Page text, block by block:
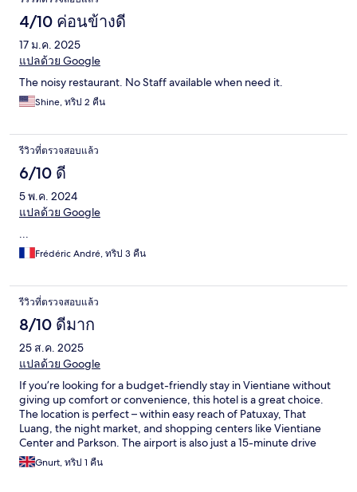
4/10 ค่อนข้างดี
17 ม.ค. 2025
แปลด้วย Google
The noisy restaurant. No Staff available when need it.
Shine, ทริป 2 คืน
รีวิวที่ตรวจสอบแล้ว
6/10 ดี
5 พ.ค. 2024
แปลด้วย Google
...
Frédéric André, ทริป 3 คืน
รีวิวที่ตรวจสอบแล้ว
8/10 ดีมาก
25 ส.ค. 2025
แปลด้วย Google
If you’re looking for a budget-friendly stay in Vientiane without
giving up comfort or convenience, this hotel is a great choice.
The location is perfect – within easy reach of Patuxay, That
Luang, the night market, and shopping centers like Vientiane
Center and Parkson. The airport is also just a 15-minute drive
away. Rooms are simple but comfortable, clean, and well-
prepared. For the price, I was pleasantly surprised. Service is
Gnurt, ทริป 1 คืน